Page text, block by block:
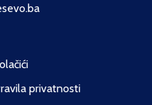
privatnosti